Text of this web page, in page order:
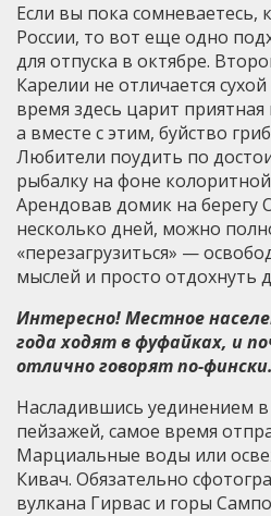
Если вы пока сомневаетесь,
России, то вот еще одно
для отпуска в октябре.
Карелии не отличается
время здесь царит
а вместе с этим, буйство
Любители поудить по
рыбалку на фоне
Арендовав домик на берегу
несколько дней, можно
«перезагрузиться» —
мыслей и просто отдохнуть
Интересно! Местное
года ходят в фуфайках, и
отлично говорят по-фински.
Насладившись уединением
пейзажей, самое время
Марциальные воды или
Кивач. Обязательно
вулкана Гирвас и горы